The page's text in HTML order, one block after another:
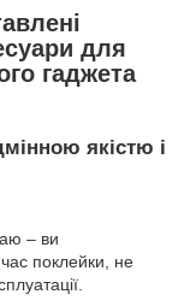
для
гаджета
якістю і
– ви
поклейки, не